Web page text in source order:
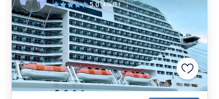
5.0(436件)